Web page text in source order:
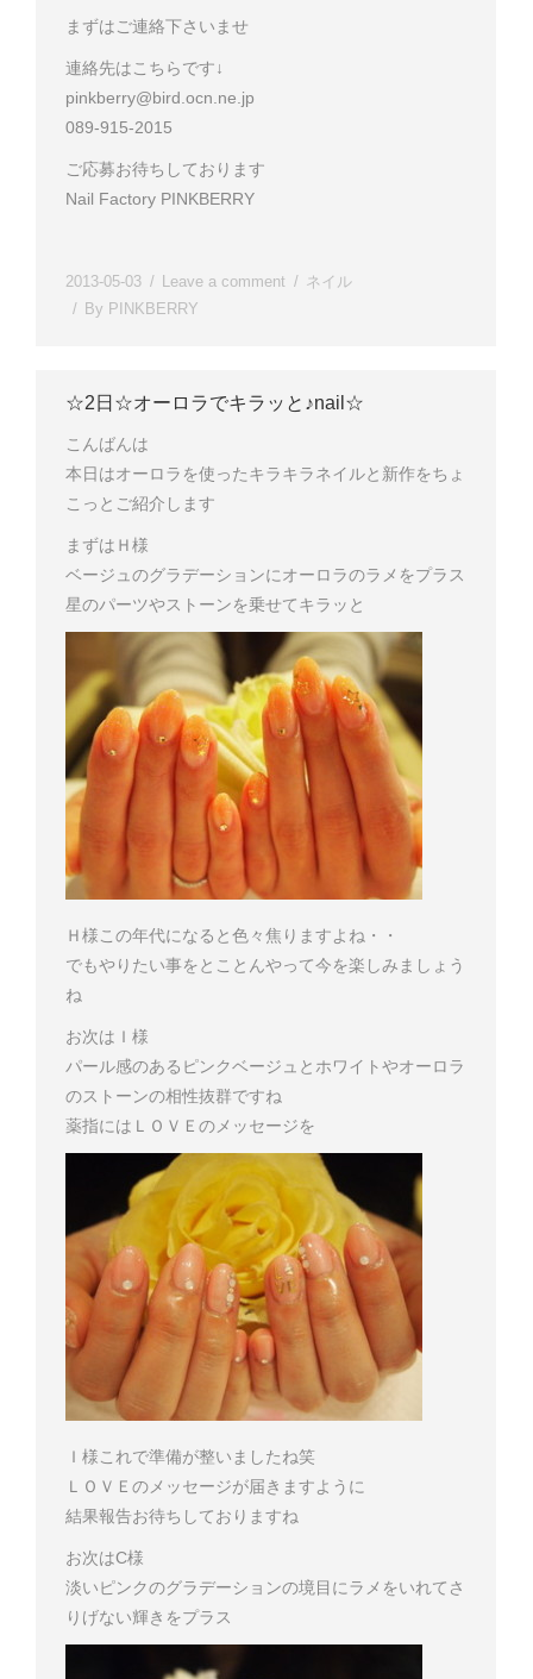
まずはご連絡下さいませ
連絡先はこちらです↓
pinkberry@bird.ocn.ne.jp
089-915-2015
ご応募お待ちしております
Nail Factory PINKBERRY
2013-05-03 Leave a comment
ネイル
By PINKBERRY
☆2日☆オーロラでキラッと♪nail☆
こんばんは
本日はオーロラを使ったキラキラネイルと新作をちょ
こっとご紹介します
まずはＨ様
ベージュのグラデーションにオーロラのラメをプラス
星のパーツやストーンを乗せてキラッと
Ｈ様 この年代になると色々焦りますよね・・
でもやりたい事をとことんやって今を楽しみましょう
ね
お次はＩ様
パール感のあるピンクベージュとホワイトやオーロラ
のストーンの相性抜群ですね
薬指にはＬＯＶＥのメッセージを
Ｉ様 これで準備が整いましたね笑
ＬＯＶＥのメッセージが届きますように
結果報告お待ちしておりますね
お次はC様
淡いピンクのグラデーションの境目にラメをいれてさ
りげない輝きをプラス